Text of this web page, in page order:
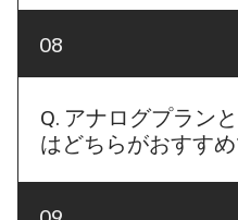
りなく盗難リスクをゼ
おります。
両へ侵入した際にも、よ
ムを構築できることが
Grgoとは一線を画すフ
います。BRAIN
「Pantheraだから安心」
駐車環境、ご予算に合
案しております。どちら
ィシステムとなってお
て安心してお任せくださ
ば、 純正スマートキー
能を最優先にしたい方
せて最適なプランをご提
ュリティは高額なプラ
われる方も多くいらっ
カーセキュリティを選ぶ
取り付けるかが非常に重
では、国産カーセキュ
Panthera・Grgoを中心に
08
Q. アナログプラン
はどちらがおすす